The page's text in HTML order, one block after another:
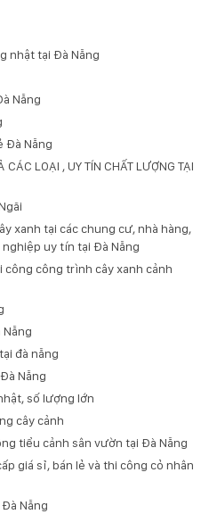
nhật tại Đà Nẵng
Nẵng
Đà Nẵng
CÁC LOẠI , UY TÍN CHẤT LƯỢNG TẠI
xanh tại các chung cư, nhà hàng,
uy tín tại Đà Nẵng
công trình cây xanh cảnh
đà nẵng
Nẵng
số lượng lớn
cây cảnh
tiểu cảnh sân vườn tại Đà Nẵng
giá sỉ, bán lẻ và thi công cỏ nhân
Nẵng